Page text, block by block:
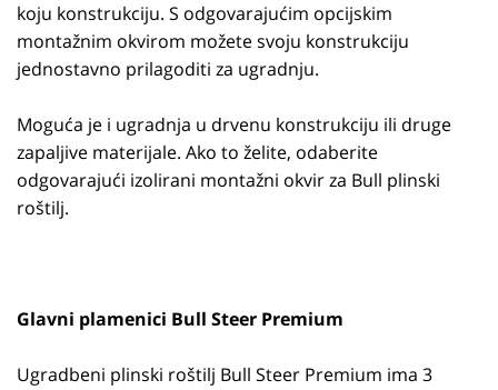
koju konstrukciju. S odgovarajućim opcijskim
montažnim okvirom možete svoju konstrukciju
jednostavno prilagoditi za ugradnju.
Moguća je i ugradnja u drvenu konstrukciju ili druge
zapaljive materijale. Ako to želite, odaberite
odgovarajući izolirani montažni okvir za Bull plinski
roštilj.
Glavni plamenici Bull Steer Premium
Ugradbeni plinski roštilj Bull Steer Premium ima 3